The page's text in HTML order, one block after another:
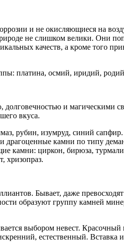
и не окисляющиеся на
не слишком велики. Они
качеств, а кроме того
платина, осмий, иридий,
и магическими
вкуса.
рубин, изумруд, синий
камни по типу
камни: циркон, бирюза,
хризопраз.
Бывает, даже
образуют группу камней
выбором невест.
естественный.